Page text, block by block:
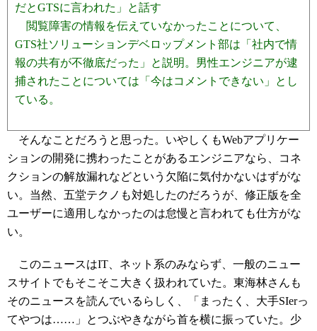
だとGTSに言われた」と話す
閲覧障害の情報を伝えていなかったことについて、
GTS社ソリューションデベロップメント部は「社内で情
報の共有が不徹底だった」と説明。男性エンジニアが逮
捕されたことについては「今はコメントできない」とし
ている。
そんなことだろうと思った。いやしくもWebアプリケー
ションの開発に携わったことがあるエンジニアなら、コネ
クションの解放漏れなどという欠陥に気付かないはずがな
い。当然、五堂テクノも対処したのだろうが、修正版を全
ユーザーに適用しなかったのは怠慢と言われても仕方がな
い。
このニュースはIT、ネット系のみならず、一般のニュー
スサイトでもそこそこ大きく扱われていた。東海林さんも
そのニュースを読んでいるらしく、「まったく、大手SIerっ
てやつは……」とつぶやきながら首を横に振っていた。少